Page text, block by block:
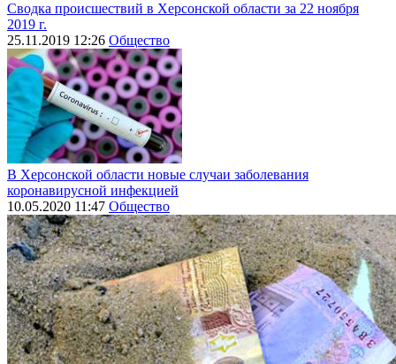
Сводка происшествий в Херсонской области за 22 ноября
2019 г.
25.11.2019 12:26 Общество
В Херсонской области новые случаи заболевания
коронавирусной инфекцией
10.05.2020 11:47 Общество